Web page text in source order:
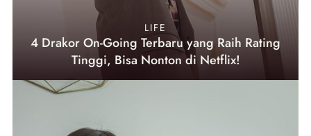
LIFE
4 Drakor On-Going Terbaru yang Raih Rating
Tinggi, Bisa Nonton di Netflix!